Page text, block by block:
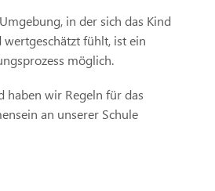
in der sich das Kind
fühlt, ist ein
möglich.
haben wir Regeln für das
an unserer Schule